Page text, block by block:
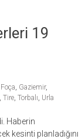
19
Foça, Gaziemir,
,Tire,Torbalı, Urla
Haberin
kesinti planladığını